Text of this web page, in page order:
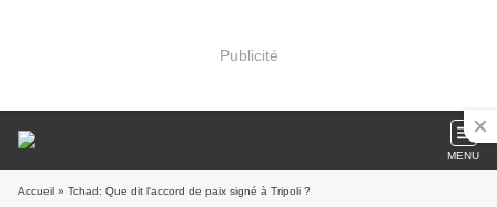
Publicité
MENU
Accueil » Tchad: Que dit l'accord de paix signé à Tripoli ?